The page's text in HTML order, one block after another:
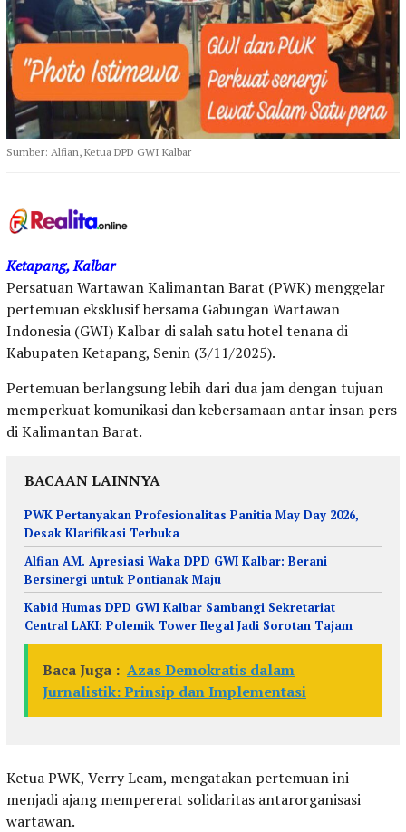
Sumber: Alfian, Ketua DPD GWI Kalbar
Ketapang, Kalbar
Persatuan Wartawan Kalimantan Barat (PWK) menggelar
pertemuan eksklusif bersama Gabungan Wartawan
Indonesia (GWI) Kalbar di salah satu hotel tenana di
Kabupaten Ketapang, Senin (3/11/2025).
Pertemuan berlangsung lebih dari dua jam dengan tujuan
memperkuat komunikasi dan kebersamaan antar insan pers
di Kalimantan Barat.
BACAAN LAINNYA
PWK Pertanyakan Profesionalitas Panitia May Day 2026,
Desak Klarifikasi Terbuka
Alfian AM. Apresiasi Waka DPD GWI Kalbar: Berani
Bersinergi untuk Pontianak Maju
Kabid Humas DPD GWI Kalbar Sambangi Sekretariat
Central LAKI: Polemik Tower Ilegal Jadi Sorotan Tajam
Baca Juga : Azas Demokratis dalam
Jurnalistik: Prinsip dan Implementasi
Ketua PWK, Verry Leam, mengatakan pertemuan ini
menjadi ajang mempererat solidaritas antarorganisasi
wartawan.